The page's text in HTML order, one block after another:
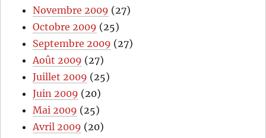
Novembre 2009 (27)
Octobre 2009 (25)
Septembre 2009 (27)
Août 2009 (27)
Juillet 2009 (25)
Juin 2009 (20)
Mai 2009 (25)
Avril 2009 (20)